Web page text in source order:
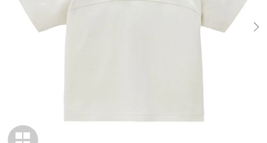
¥19,800
在庫 あり
カートに追加
¥19,800
カートに追加